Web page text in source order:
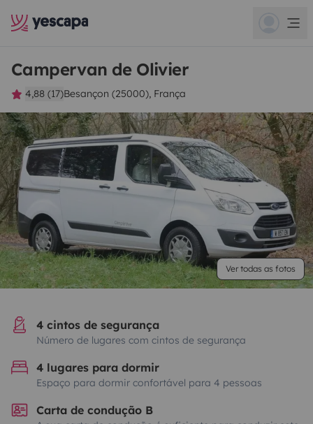
Campervan de Olivier
4,88 (17)Besançon (25000), França
Ver todas as fotos
4 cintos de segurança
Número de lugares com cintos de segurança
4 lugares para dormir
Espaço para dormir confortável para 4 pessoas
Carta de condução B